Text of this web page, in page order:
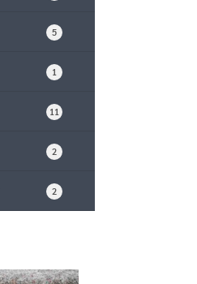
5
1
11
2
2